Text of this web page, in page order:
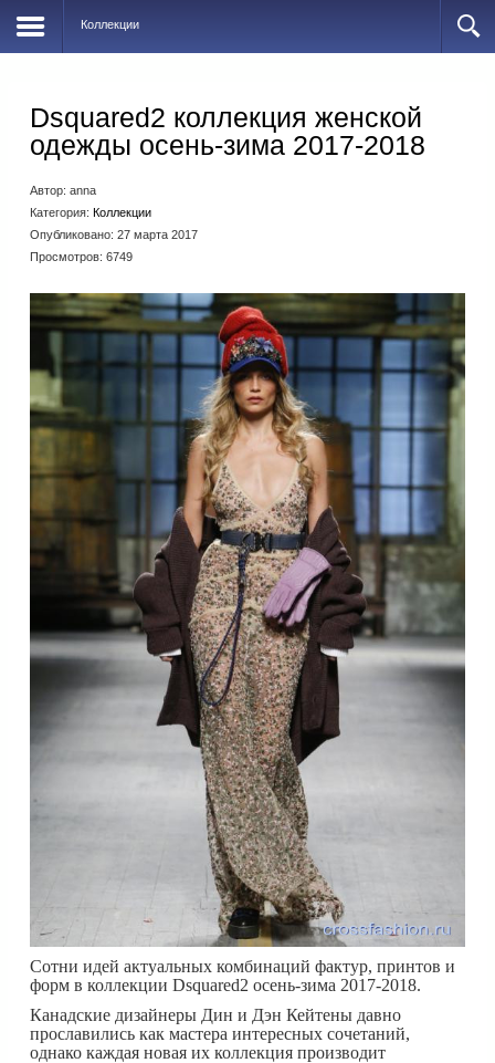
Коллекции
Dsquared2 коллекция женской
одежды осень-зима 2017-2018
Автор: anna
Категория: Коллекции
Опубликовано: 27 марта 2017
Просмотров: 6749
Сотни идей актуальных комбинаций фактур, принтов и
форм в коллекции Dsquared2 осень-зима 2017-2018.
Канадские дизайнеры Дин и Дэн Кейтены давно
прославились как мастера интересных сочетаний,
однако каждая новая их коллекция производит